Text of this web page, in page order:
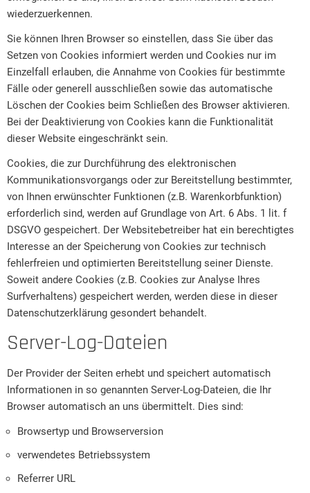
wiederzuerkennen.
Sie können Ihren Browser so einstellen, dass Sie über das
Setzen von Cookies informiert werden und Cookies nur im
Einzelfall erlauben, die Annahme von Cookies für bestimmte
Fälle oder generell ausschließen sowie das automatische
Löschen der Cookies beim Schließen des Browser aktivieren.
Bei der Deaktivierung von Cookies kann die Funktionalität
dieser Website eingeschränkt sein.
Cookies, die zur Durchführung des elektronischen
Kommunikationsvorgangs oder zur Bereitstellung bestimmter,
von Ihnen erwünschter Funktionen (z.B. Warenkorbfunktion)
erforderlich sind, werden auf Grundlage von Art. 6 Abs. 1 lit. f
DSGVO gespeichert. Der Websitebetreiber hat ein berechtigtes
Interesse an der Speicherung von Cookies zur technisch
fehlerfreien und optimierten Bereitstellung seiner Dienste.
Soweit andere Cookies (z.B. Cookies zur Analyse Ihres
Surfverhaltens) gespeichert werden, werden diese in dieser
Datenschutzerklärung gesondert behandelt.
Server-Log-Dateien
Der Provider der Seiten erhebt und speichert automatisch
Informationen in so genannten Server-Log-Dateien, die Ihr
Browser automatisch an uns übermittelt. Dies sind:
Browsertyp und Browserversion
verwendetes Betriebssystem
Referrer URL